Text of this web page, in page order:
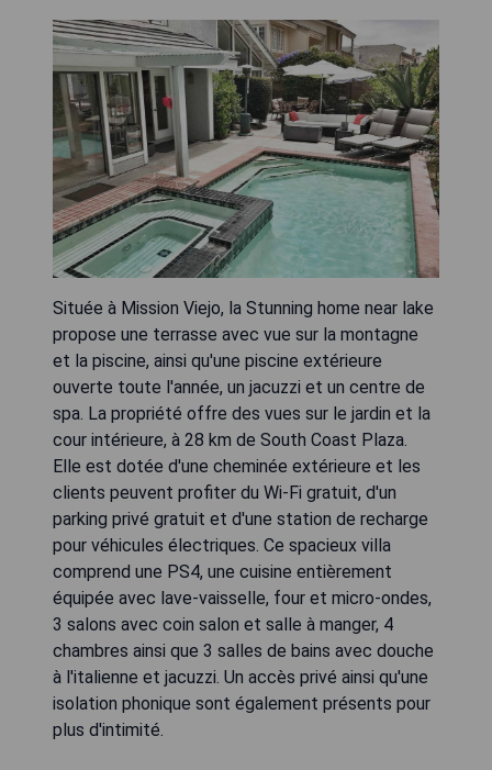
Située à Mission Viejo, la Stunning home near lake
propose une terrasse avec vue sur la montagne
et la piscine, ainsi qu'une piscine extérieure
ouverte toute l'année, un jacuzzi et un centre de
spa. La propriété offre des vues sur le jardin et la
cour intérieure, à 28 km de South Coast Plaza.
Elle est dotée d'une cheminée extérieure et les
clients peuvent profiter du Wi-Fi gratuit, d'un
parking privé gratuit et d'une station de recharge
pour véhicules électriques. Ce spacieux villa
comprend une PS4, une cuisine entièrement
équipée avec lave-vaisselle, four et micro-ondes,
3 salons avec coin salon et salle à manger, 4
chambres ainsi que 3 salles de bains avec douche
à l'italienne et jacuzzi. Un accès privé ainsi qu'une
isolation phonique sont également présents pour
plus d'intimité.